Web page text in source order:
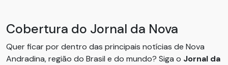
Cobertura do Jornal da Nova
Quer ficar por dentro das principais notícias de Nova
Andradina, região do Brasil e do mundo? Siga o Jornal da